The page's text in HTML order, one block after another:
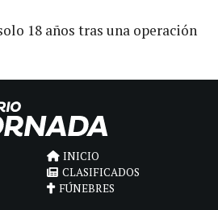
18 años tras una operación
INICIO
CLASIFICADOS
FÚNEBRES